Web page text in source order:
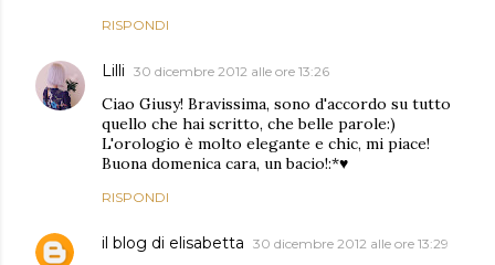
RISPONDI
Lilli 30 dicembre 2012 alle ore 13:26
Ciao Giusy! Bravissima, sono d'accordo su tutto
quello che hai scritto, che belle parole:)
L'orologio è molto elegante e chic, mi piace!
Buona domenica cara, un bacio!:*♥
RISPONDI
il blog di elisabetta 30 dicembre 2012 alle ore 13:29